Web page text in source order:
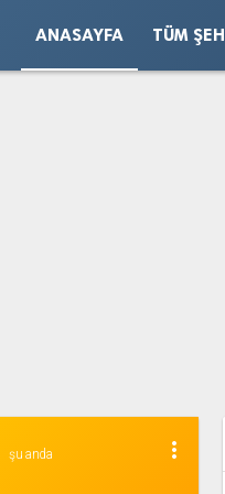
ANASAYFA TÜM
more_vert
şu anda